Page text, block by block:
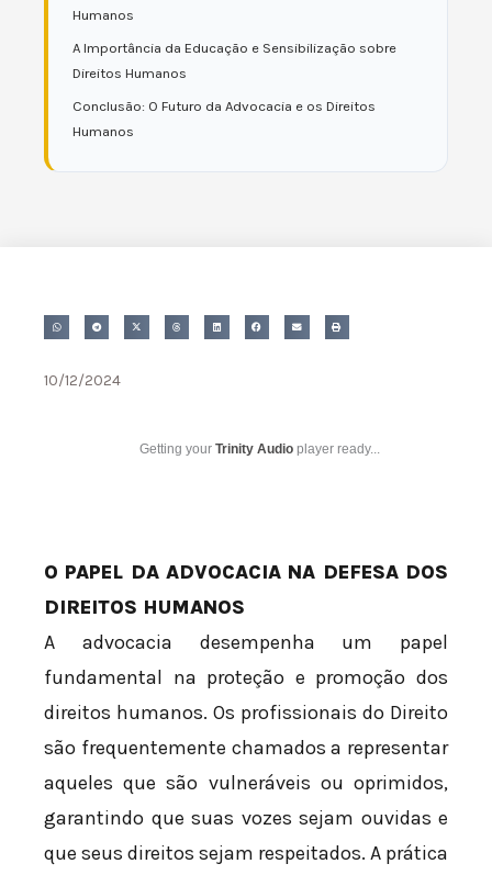
Humanos
A Importância da Educação e Sensibilização sobre
Direitos Humanos
Conclusão: O Futuro da Advocacia e os Direitos
Humanos
10/12/2024
Getting your Trinity Audio player ready...
O PAPEL DA ADVOCACIA NA DEFESA DOS
DIREITOS HUMANOS
A advocacia desempenha um papel
fundamental na proteção e promoção dos
direitos humanos. Os profissionais do Direito
são frequentemente chamados a representar
aqueles que são vulneráveis ou oprimidos,
garantindo que suas vozes sejam ouvidas e
que seus direitos sejam respeitados. A prática